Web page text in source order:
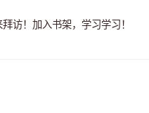
访！加入书架，学习学习！